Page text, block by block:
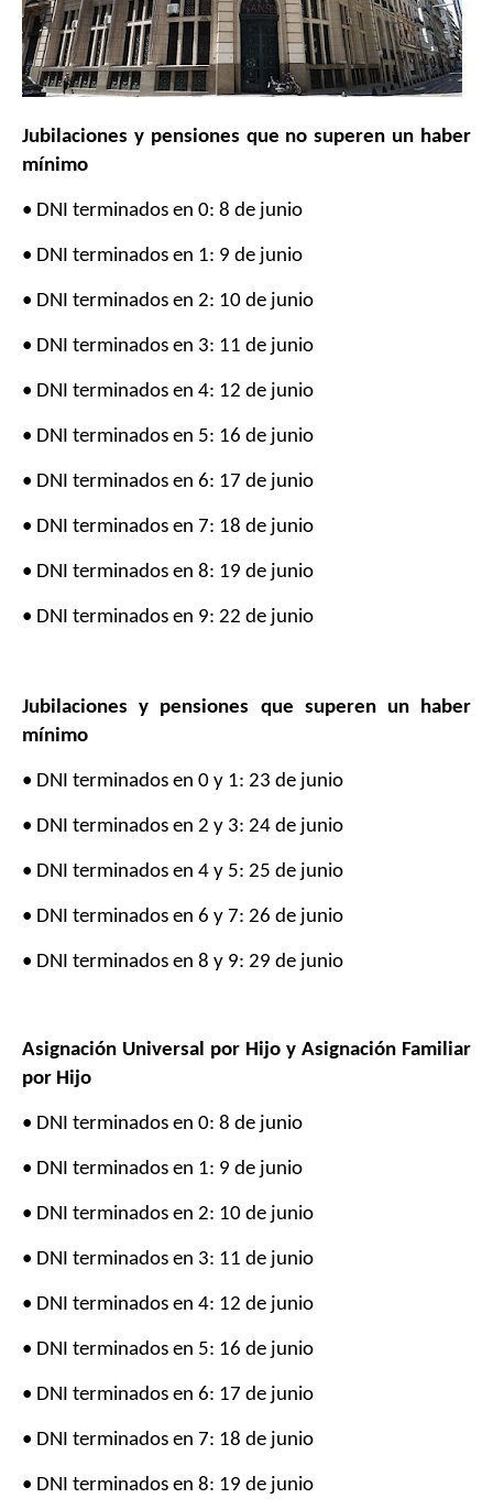
Jubilaciones y pensiones que no superen un haber
mínimo
• DNI terminados en 0: 8 de junio
• DNI terminados en 1: 9 de junio
• DNI terminados en 2: 10 de junio
• DNI terminados en 3: 11 de junio
• DNI terminados en 4: 12 de junio
• DNI terminados en 5: 16 de junio
• DNI terminados en 6: 17 de junio
• DNI terminados en 7: 18 de junio
• DNI terminados en 8: 19 de junio
• DNI terminados en 9: 22 de junio
Jubilaciones y pensiones que superen un haber
mínimo
• DNI terminados en 0 y 1: 23 de junio
• DNI terminados en 2 y 3: 24 de junio
• DNI terminados en 4 y 5: 25 de junio
• DNI terminados en 6 y 7: 26 de junio
• DNI terminados en 8 y 9: 29 de junio
Asignación Universal por Hijo y Asignación Familiar
por Hijo
• DNI terminados en 0: 8 de junio
• DNI terminados en 1: 9 de junio
• DNI terminados en 2: 10 de junio
• DNI terminados en 3: 11 de junio
• DNI terminados en 4: 12 de junio
• DNI terminados en 5: 16 de junio
• DNI terminados en 6: 17 de junio
• DNI terminados en 7: 18 de junio
• DNI terminados en 8: 19 de junio